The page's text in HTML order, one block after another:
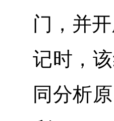
门，并
记时，
同分析